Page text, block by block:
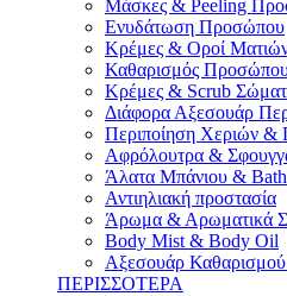
Μάσκες & Peeling
Ενυδάτωση Προσώπου
Κρέμες & Οροί
Καθαρισμός
Κρέμες & Scrub
Διάφορα Αξεσουάρ
Περιποίηση Χεριών &
Αφρόλουτρα &
Άλατα Μπάνιου &
Αντιηλιακή προστασία
Άρωμα & Αρωματικά
Body Mist & Body Oil
Αξεσουάρ
ΠΕΡΙΣΣΟΤΕΡΑ